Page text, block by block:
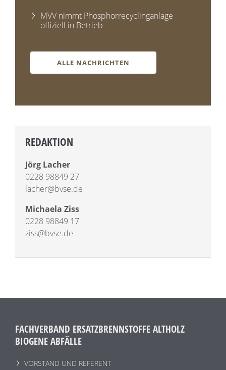
MVV nimmt Phosphorrecyclinganlage
offiziell in Betrieb
ALLE NACHRICHTEN
REDAKTION
Jörg Lacher
0228 98849 27
lacher@bvse.de
Michaela Ziss
0228 98849 17
ziss@bvse.de
FACHVERBAND ERSATZBRENNSTOFFE ALTHOLZ
BIOGENE ABFÄLLE
VORSTAND UND REFERENT